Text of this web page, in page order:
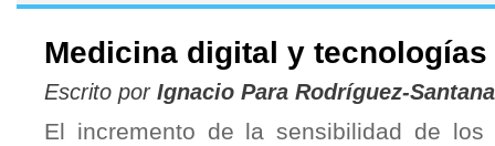
Medicina digital y
Escrito por Ignacio Para Rodríguez-Santana
El incremento de la sensibilidad de los